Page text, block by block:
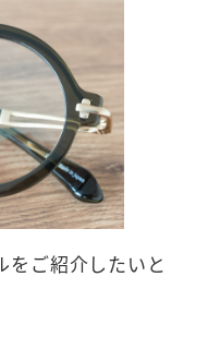
をご紹介したいと